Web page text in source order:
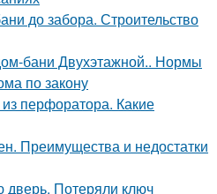
до забора. Строительство
бани Двухэтажной.. Нормы
по закону
перфоратора. Какие
Преимущества и недостатки
дверь. Потеряли ключ